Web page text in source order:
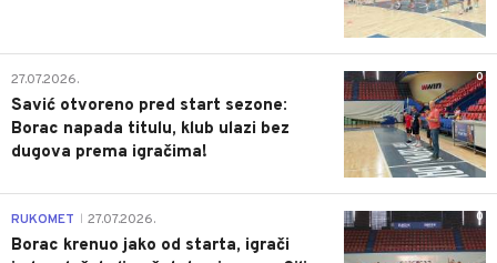
0
27.07.2026.
Savić otvoreno pred start sezone:
Borac napada titulu, klub ulazi bez
dugova prema igračima!
0
RUKOMET 27.07.2026.
Borac krenuo jako od starta, igrači